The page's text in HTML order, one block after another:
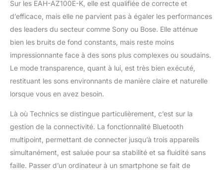
Sur les EAH-AZ100E-K, elle est qualifiée de correcte et
d’efficace, mais elle ne parvient pas à égaler les performances
des leaders du secteur comme Sony ou Bose. Elle atténue
bien les bruits de fond constants, mais reste moins
impressionnante face à des sons plus complexes ou soudains.
Le mode transparence, quant à lui, est très bien exécuté,
restituant les sons environnants de manière claire et naturelle
lorsque vous en avez besoin.
Là où Technics se distingue particulièrement, c’est sur la
gestion de la connectivité. La fonctionnalité Bluetooth
multipoint, permettant de connecter jusqu’à trois appareils
simultanément, est saluée pour sa stabilité et sa fluidité sans
faille. Passer d’un ordinateur à un smartphone se fait de